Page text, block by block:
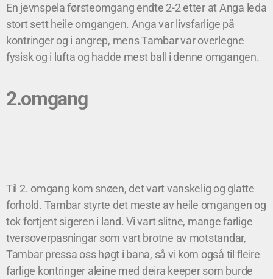
En jevnspela førsteomgang endte 2-2 etter at Anga leda
stort sett heile omgangen. Anga var livsfarlige på
kontringer og i angrep, mens Tambar var overlegne
fysisk og i lufta og hadde mest ball i denne omgangen.
2.omgang
Til 2. omgang kom snøen, det vart vanskelig og glatte
forhold. Tambar styrte det meste av heile omgangen og
tok fortjent sigeren i land. Vi vart slitne, mange farlige
tversoverpasningar som vart brotne av motstandar,
Tambar pressa oss høgt i bana, så vi kom også til fleire
farlige kontringer aleine med deira keeper som burde